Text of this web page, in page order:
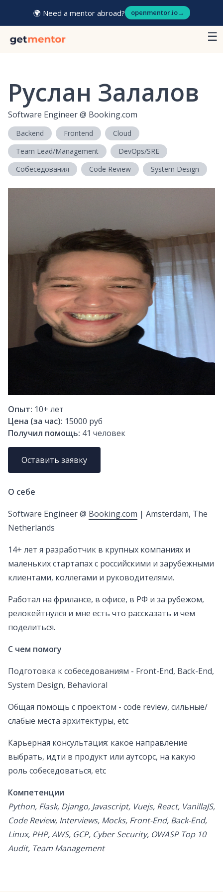
🌍 Need a mentor abroad? openmentor.io→
☰
Руслан Залалов
Software Engineer@ Booking.com
Backend Frontend
Cloud
Team Lead/Management
DevOps/SRE
Собеседования
Code Review System Design
Опыт: 10+ лет
Цена (за час): 15000 руб
Получил помощь: 41 человек
Оставить заявку
О себе
Software Engineer @ Booking.com | Amsterdam, The
Netherlands
14+ лет я разработчик в крупных компаниях и
маленьких стартапах с российскими и зарубежными
клиентами, коллегами и руководителями.
Работал на фрилансе, в офисе, в РФ и за рубежом,
релокейтнулся и мне есть что рассказать и чем
поделиться.
С чем помогу
Подготовка к собеседованиям - Front-End, Back-End,
System Design, Behavioral
Общая помощь с проектом - code review, сильные/
слабые места архитектуры, etc
Карьерная консультация: какое направление
выбрать, идти в продукт или аутсорс, на какую
роль собеседоваться, etc
Компетенции
Python, Flask, Django, Javascript, Vuejs, React, VanillaJS,
Code Review, Interviews, Mocks, Front-End, Back-End,
Linux, PHP, AWS, GCP, Cyber Security, OWASP Top 10
Audit, Team Management